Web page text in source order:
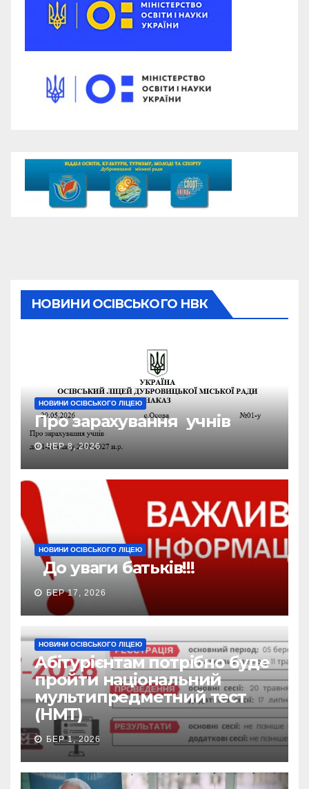
НОВИНИ ОСІВСЬКОГО НВК
НОВИНИ ОСІВСЬКОГО ЛІЦЕЮ
Про зарахування учнів
ЧЕР 8, 2026
НОВИНИ ОСІВСЬКОГО ЛІЦЕЮ
До уваги батьків!!!
БЕР 17, 2026
НОВИНИ ОСІВСЬКОГО ЛІЦЕЮ
Абітурієнтам потрібно буде
пройти національний
мультипредметний тест
(НМТ)
БЕР 1, 2026